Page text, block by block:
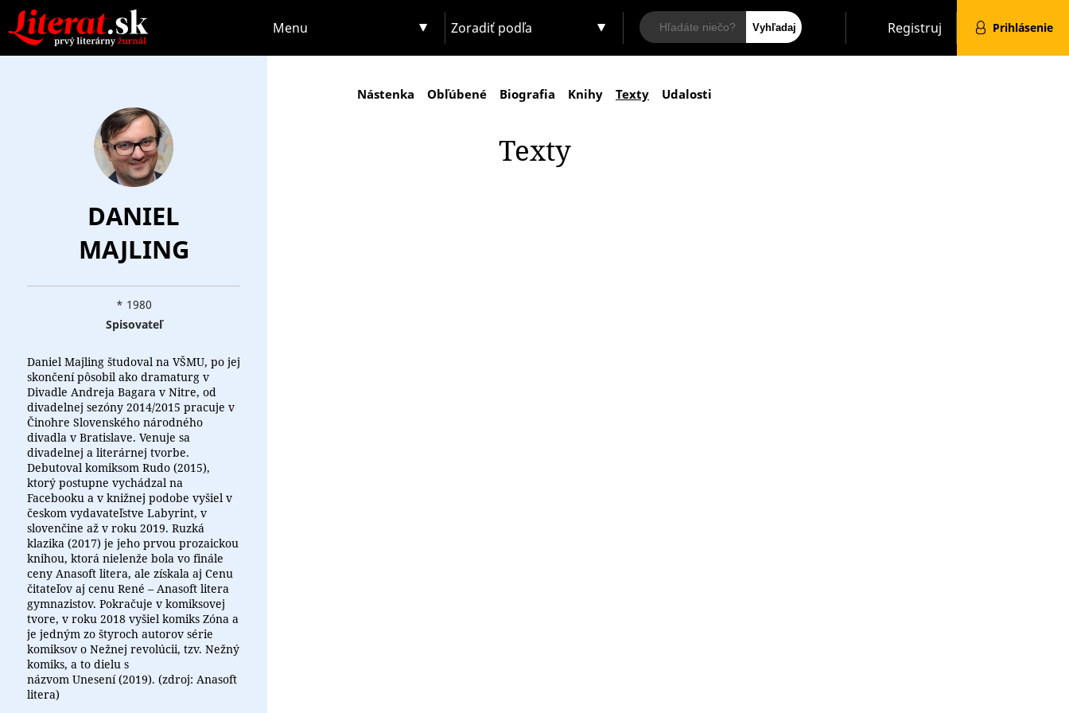
Menu Zoradiť podľa Hľadať Registruj Prihlásenie
DANIEL
MAJLING
* 1980
Spisovateľ
Daniel Majling študoval na VŠMU, po jej
skončení pôsobil ako dramaturg v
Divadle Andreja Bagara v Nitre, od
divadelnej sezóny 2014/2015 pracuje v
Činohre Slovenského národného
divadla v Bratislave. Venuje sa
divadelnej a literárnej tvorbe.
Debutoval komiksom Rudo (2015),
ktorý postupne vychádzal na
Facebooku a v knižnej podobe vyšiel v
českom vydavateľstve Labyrint, v
slovenčine až v roku 2019. Ruzká
klazika (2017) je jeho prvou prozaickou
knihou, ktorá nielenže bola vo finále
ceny Anasoft litera, ale získala aj Cenu
čitateľov aj cenu René – Anasoft litera
gymnazistov. Pokračuje v komiksovej
tvore, v roku 2018 vyšiel komiks Zóna a
je jedným zo štyroch autorov série
komiksov o Nežnej revolúcii, tzv. Nežný
komiks, a to dielu s
názvom Unesení (2019). (zdroj: Anasoft
litera)
Nástenka Obľúbené Biografia Knihy Texty Udalosti
Texty